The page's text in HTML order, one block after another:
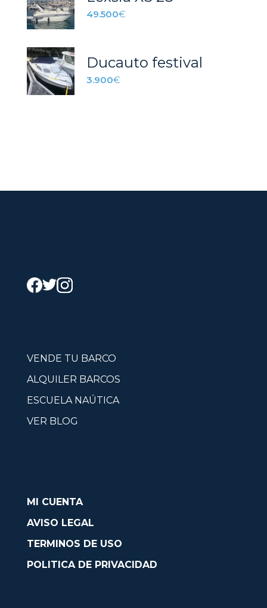
49.500€
Ducauto festival
3.900€
VENDE TU BARCO
ALQUILER BARCOS
ESCUELA NAÚTICA
VER BLOG
MI CUENTA
AVISO LEGAL
TERMINOS DE USO
POLITICA DE PRIVACIDAD